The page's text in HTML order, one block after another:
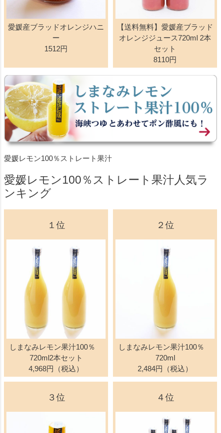
愛媛産ブラッドオレンジハニ
ー
1512円
【送料無料】愛媛産ブラッド
オレンジジュース720ml 2本
セット
8110円
愛媛レモン100％ストレート果汁
愛媛レモン100％ストレート果汁人気ラ
ンキング
１位
しまなみレモン果汁100％
720ml2本セット
4,968円（税込）
２位
しまなみレモン果汁100％
720ml
2,484円（税込）
３位 ４位